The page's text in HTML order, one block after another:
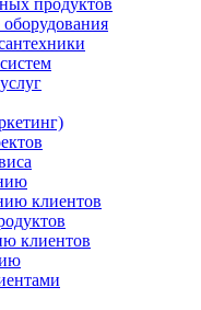
клиентов
клиентов